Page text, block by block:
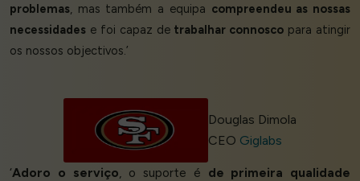
problemas, mas também a equipa compreendeu as nossas
necessidades e foi capaz de trabalhar connosco para atingir
os nossos objectivos.’
Douglas Dimola
CEO Giglabs
‘Adoro o serviço, o suporte é de primeira qualidade